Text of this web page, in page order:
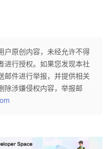
户原创内容，未经允许不得
进行授权。如果您发现本社
邮件进行举报，并提供相关
除涉嫌侵权内容，举报邮